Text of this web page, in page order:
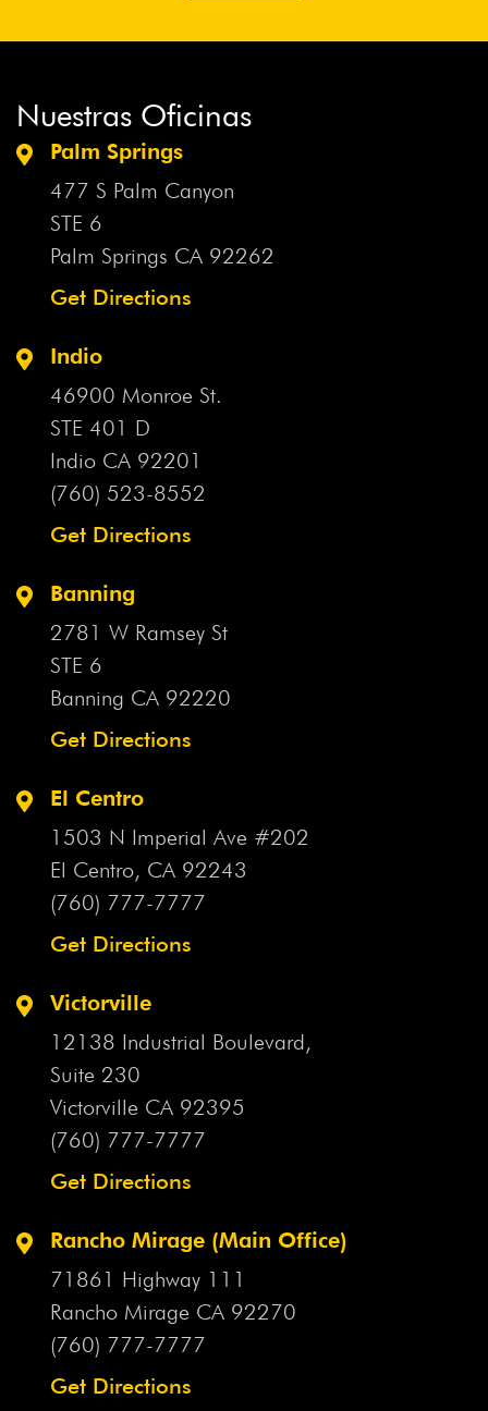
Nuestras Oficinas
Palm Springs
477 S Palm Canyon
STE 6
Palm Springs CA 92262
Get Directions
Indio
46900 Monroe St.
STE 401 D
Indio CA 92201
(760) 523-8552
Get Directions
Banning
2781 W Ramsey St
STE 6
Banning CA 92220
Get Directions
El Centro
1503 N Imperial Ave #202
El Centro, CA 92243
(760) 777-7777
Get Directions
Victorville
12138 Industrial Boulevard,
Suite 230
Victorville CA 92395
(760) 777-7777
Get Directions
Rancho Mirage (Main Office)
71861 Highway 111
Rancho Mirage CA 92270
(760) 777-7777
Get Directions